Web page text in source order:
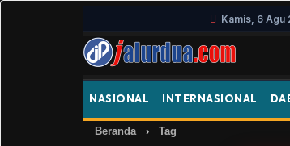
Kamis, 6
NASIONAL INTERNASIONAL
Beranda › Tag